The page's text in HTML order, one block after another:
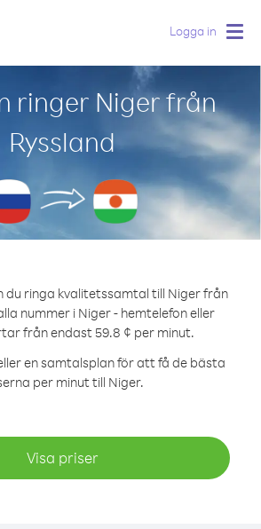
Logga in
ringer Niger från
Ryssland
du ringa kvalitetssamtal till Niger från
nummer i Niger - hemtelefon eller
från endast 59.8 ¢ per minut.
en samtalsplan för att få de bästa
per minut till Niger.
Visa priser